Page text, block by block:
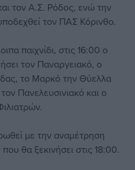
τον Α.Σ. Ρόδος, ενώ την
τον ΠΑΣ Κόρινθο.
παιχνίδι, στις 16:00 ο
τον Παναργειακό, ο
το Μαρκό την Θύελλα
Πανελευσινιακό και ο
με την αναμέτρηση
θα ξεκινήσει στις 18:00.